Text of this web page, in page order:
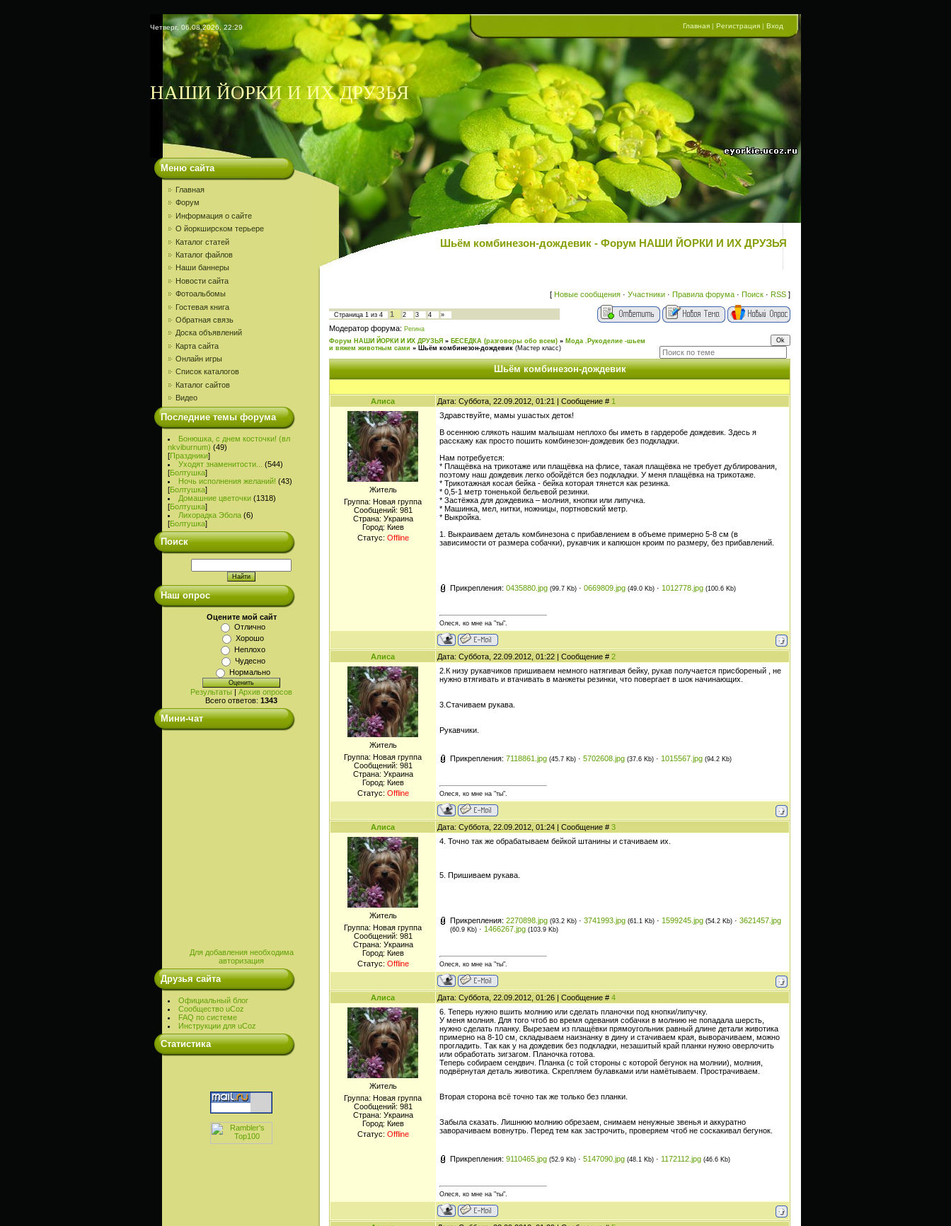
Четверг, 06.08.2026, 22:29 Главная | Регистрация | Вход
НАШИ ЙОРКИ И ИХ ДРУЗЬЯ
Меню сайта
Главная
Форум
Информация о сайте
О йоркширском терьере
Каталог статей
Каталог файлов
Наши баннеры
Новости сайта
Фотоальбомы
Гостевая книга
Обратная связь
Доска объявлений
Карта сайта
Онлайн игры
Список каталогов
Каталог сайтов
Видео
Последние темы форума
Бонюшка, с днем косточки! (вл
nkviburnum) (49)
[Праздники]
Уходят знаменитости...
(544)
[Болтушка]
Ночь исполнения желаний! (43)
[Болтушка]
Домашние цветочки (1318)
[Болтушка]
Лихорадка Эбола (6)
[Болтушка]
Поиск
Наш опрос
Оцените мой сайт
Отлично
Хорошо
Неплохо
Чудесно
Нормально
Результаты | Архив опросов
Всего ответов: 1343
Мини-чат
Для добавления необходима
авторизация
Друзья сайта
Официальный блог
Сообщество uCoz
FAQ по системе
Инструкции для uCoz
Cтатистика
Шьём комбинезон-дождевик - Форум НАШИ ЙОРКИ И ИХ ДРУЗЬЯ
[ Новые сообщения · Участники · Правила форума · Поиск · RSS ]
Страница 1 из 4 1 2 3 4 »
Модератор форума: Регина
Форум НАШИ ЙОРКИ И ИХ ДРУЗЬЯ » БЕСЕДКА (разговоры обо всем) » Мода .Рукоделие -шьем
и вяжем животным сами » Шьём комбинезон-дождевик (Мастер класс)
Шьём комбинезон-дождевик
Алиса Дата: Суббота, 22.09.2012, 01:21 | Сообщение # 1
Житель
Группа: Новая группа
Сообщений: 981
Страна: Украина
Город: Киев
Статус: Offline
Здравствуйте, мамы ушастых деток!
В осеннюю слякоть нашим малышам неплохо бы иметь в гардеробе дождевик. Здесь я
расскажу как просто пошить комбинезон-дождевик без подкладки.
Нам потребуется:
* Плащёвка на трикотаже или плащёвка на флисе, такая плащёвка не требует дублирования,
поэтому наш дождевик легко обойдётся без подкладки. У меня плащёвка на трикотаже.
* Трикотажная косая бейка - бейка которая тянется как резинка.
* 0,5-1 метр тоненькой бельевой резинки.
* Застёжка для дождевика – молния, кнопки или липучка.
* Машинка, мел, нитки, ножницы, портновский метр.
* Выкройка.
1. Выкраиваем деталь комбинезона с прибавлением в объеме примерно 5-8 см (в
зависимости от размера собачки), рукавчик и капюшон кроим по размеру, без прибавлений.
Прикрепления: 0435880.jpg (99.7 Kb) · 0669809.jpg (49.0 Kb) · 1012778.jpg (100.6 Kb)
Олеся, ко мне на "ты".
Алиса Дата: Суббота, 22.09.2012, 01:22 | Сообщение # 2
Житель
Группа: Новая группа
Сообщений: 981
Страна: Украина
Город: Киев
Статус: Offline
2.К низу рукавчиков пришиваем немного натягивая бейку, рукав получается присбореный , не
нужно втягивать и втачивать в манжеты резинки, что повергает в шок начинающих.
3.Стачиваем рукава.
Рукавчики.
Прикрепления: 7118861.jpg (45.7 Kb) · 5702608.jpg (37.6 Kb) · 1015567.jpg (94.2 Kb)
Олеся, ко мне на "ты".
Алиса Дата: Суббота, 22.09.2012, 01:24 | Сообщение # 3
Житель
Группа: Новая группа
Сообщений: 981
Страна: Украина
Город: Киев
Статус: Offline
4. Точно так же обрабатываем бейкой штанины и стачиваем их.
5. Пришиваем рукава.
Прикрепления: 2270898.jpg (93.2 Kb) · 3741993.jpg (61.1 Kb) · 1599245.jpg (54.2 Kb) · 3621457.jpg
(60.9 Kb) · 1466267.jpg (103.9 Kb)
Олеся, ко мне на "ты".
Алиса Дата: Суббота, 22.09.2012, 01:26 | Сообщение # 4
Житель
Группа: Новая группа
Сообщений: 981
Страна: Украина
Город: Киев
Статус: Offline
6. Теперь нужно вшить молнию или сделать планочки под кнопки/липучку.
У меня молния. Для того чтоб во время одевания собачки в молнию не попадала шерсть,
нужно сделать планку. Вырезаем из плащёвки прямоугольник равный длине детали животика
примерно на 8-10 см, складываем наизнанку в дину и стачиваем края, выворачиваем, можно
прогладить. Так как у на дождевик без подкладки, незашитый край планки нужно оверлочить
или обработать зигзагом. Планочка готова.
Теперь собираем сендвич. Планка (с той стороны с которой бегунок на молнии), молния,
подвёрнутая деталь животика. Скрепляем булавками или намётываем. Прострачиваем.
Вторая сторона всё точно так же только без планки.
Забыла сказать. Лишнюю молнию обрезаем, снимаем ненужные звенья и аккуратно
заворачиваем вовнутрь. Перед тем как застрочить, проверяем чтоб не соскакивал бегунок.
Прикрепления: 9110465.jpg (52.9 Kb) · 5147090.jpg (48.1 Kb) · 1172112.jpg (46.6 Kb)
Олеся, ко мне на "ты".